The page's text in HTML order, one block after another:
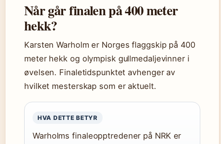
Når går finalen på 400 meter
hekk?
Karsten Warholm er Norges flaggskip på 400
meter hekk og olympisk gullmedaljevinner i
øvelsen. Finaletidspunktet avhenger av
hvilket mesterskap som er aktuelt.
HVA DETTE BETYR
Warholms finaleopptredener på NRK er